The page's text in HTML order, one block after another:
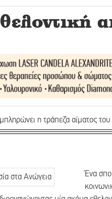
η τράπεζα αίματος
Ένα